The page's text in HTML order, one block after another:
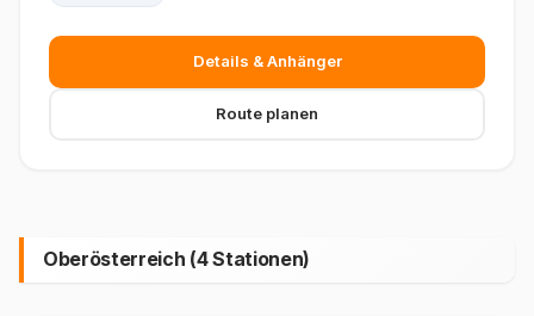
Details & Anhänger
Route planen
Oberösterreich (4 Stationen)